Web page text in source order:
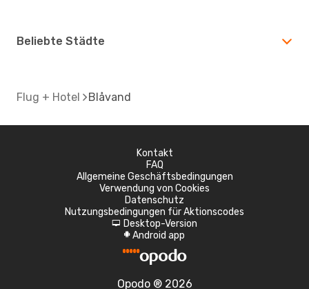
Beliebte Städte
Flug + Hotel Blåvand
Kontakt
FAQ
Allgemeine Geschäftsbedingungen
Verwendung von Cookies
Datenschutz
Nutzungsbedingungen für Aktionscodes
d Desktop-Version
A Android app
Opodo ® 2026